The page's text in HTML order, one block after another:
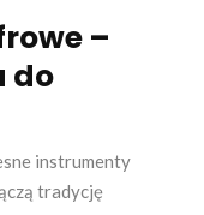
–
do
instrumenty
tradycję